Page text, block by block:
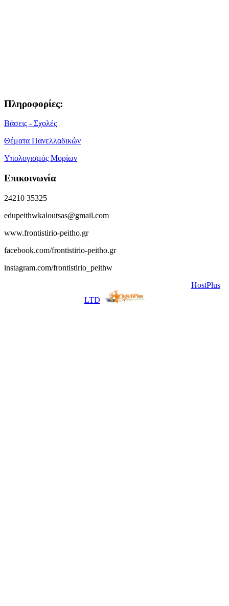
Πληροφορίες:
Βάσεις - Σχολές
Θέματα Πανελλαδικών
Υπολογισμός Μορίων
Επικοινωνία
24210 35325
edupeithwkaloutsas@gmail.com
www.frontistirio-peitho.gr
facebook.com/frontistirio-peitho.gr
instagram.com/frontistirio_peithw
HostPlus
LTD